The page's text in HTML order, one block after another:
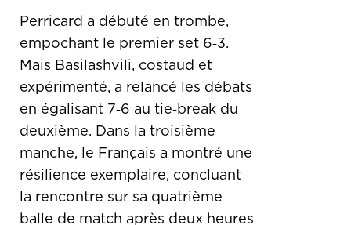
Perricard a débuté en trombe,
empochant le premier set 6‑3.
Mais Basilashvili, costaud et
expérimenté, a relancé les débats
en égalisant 7‑6 au tie‑break du
deuxième. Dans la troisième
manche, le Français a montré une
résilience exemplaire, concluant
la rencontre sur sa quatrième
balle de match après deux heures